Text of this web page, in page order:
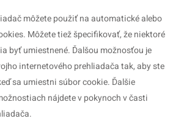
môžete použiť na automatické alebo
Môžete tiež špecifikovať, že niektoré
byť umiestnené. Ďalšou možnosťou je
internetového prehliadača tak, aby ste
sa umiestni súbor cookie. Ďalšie
nájdete v pokynoch v časti